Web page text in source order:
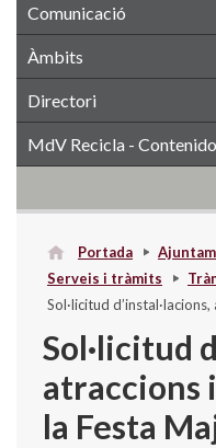
Comunicació
Àmbits
Directori
MdV Recicla -
Portada
Serveis i tràmits
Sol·licitud
Sol·licitud
atraccions
la Festa